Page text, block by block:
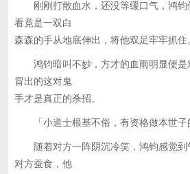
刚刚打散血水，还没等缓口气，鸿钧
看竟是一双白
森森的手从地底伸出，将他双足牢牢抓住
鸿钧暗叫不妙，方才的血雨明显便是
冒出的这对鬼
手才是真正的杀招。
「小道士根基不俗，有资格做本世子
随着对方一阵阴沉冷笑，鸿钧感觉到
对方蚕食，他